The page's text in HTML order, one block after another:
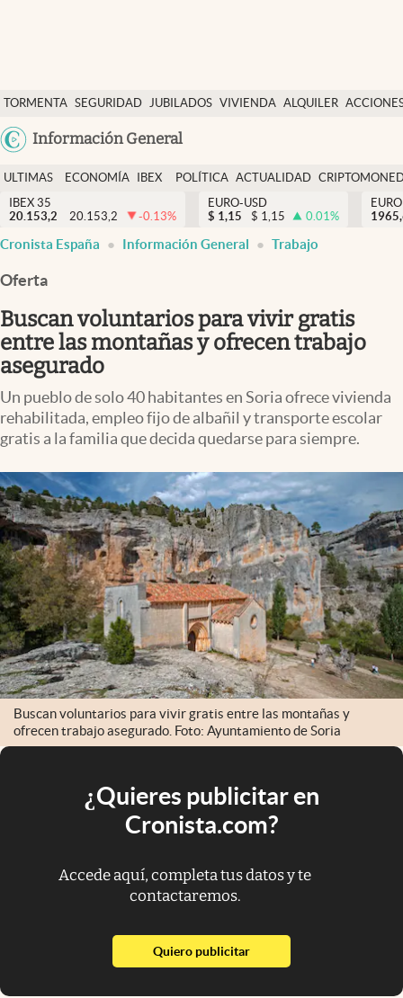
TORMENTA SEGURIDAD JUBILADOS VIVIENDA ALQUILER
Información General
Economía y finanzas
Política
Actualidad
Criptomonedas
España
ULTIMAS
NOTICIAS
ECONOMÍA
FINANZAS
IBEX
EURO
POLÍTICA ACTUALIDAD
IBEX 35
20.153,2
20.153,2 -0.13%
EURO-USD
$ 1,15 $ 1,15 0.01%
Cronista España Información General Trabajo
Oferta
Buscan voluntarios para vivir gratis
entre las montañas y ofrecen trabajo
asegurado
Un pueblo de solo 40 habitantes en Soria ofrece vivienda
rehabilitada, empleo fijo de albañil y transporte escolar
gratis a la familia que decida quedarse para siempre.
Buscan voluntarios para vivir gratis entre las montañas y
ofrecen trabajo asegurado. Foto: Ayuntamiento de Soria
¿Quieres publicitar en
Cronista.com?
Accede aquí, completa tus datos y te
contactaremos.
Quiero publicitarabre en nueva pestaña